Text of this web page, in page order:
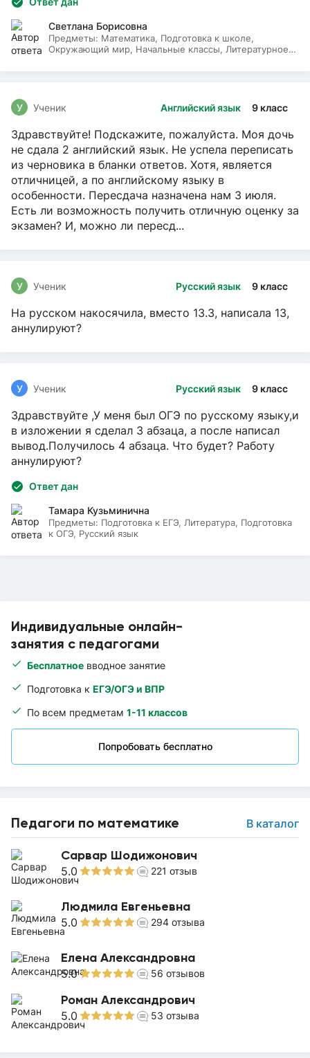
Индивидуальные онлайн-
занятия с педагогами
Бесплатное вводное занятие
Подготовка к ЕГЭ/ОГЭ и ВПР
По всем предметам 1-11 классов
Попробовать бесплатно
Педагоги по математике В каталог
Сарвар Шодижонович
5.0 221 отзыв
Людмила Евгеньевна
5.0 294 отзыва
Елена Александровна
5.0 56 отзывов
Роман Александрович
5.0 53 отзыва
Светлана Борисовна
Предметы: Математика, Подготовка к школе,
Окружающий мир, Начальные классы, Литературное
Английский язык 9 класс
У Ученик
Здравствуйте! Подскажите, пожалуйста. Моя дочь
не сдала 2 английский язык. Не успела переписать
из черновика в бланки ответов. Хотя, является
отличницей, а по английскому языку в
особенности. Пересдача назначена нам 3 июля.
Есть ли возможность получить отличную оценку за
экзамен? И, можно ли пересд...
Русский язык 9 класс
У Ученик
На русском накосячила, вместо 13.3, написала 13,
аннулируют?
Русский язык 9 класс
У Ученик
Здравствуйте ,У меня был ОГЭ по русскому языку,и
в изложении я сделал 3 абзаца, а после написал
вывод.Получилось 4 абзаца. Что будет? Работу
аннулируют?
Ответ дан
Тамара Кузьминична
Предметы: Подготовка к ЕГЭ, Литература, Подготовка
к ОГЭ, Русский язык